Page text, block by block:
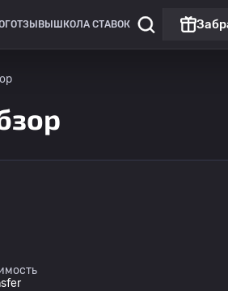
ОТЗЫВЫ ШКОЛА СТАВОК